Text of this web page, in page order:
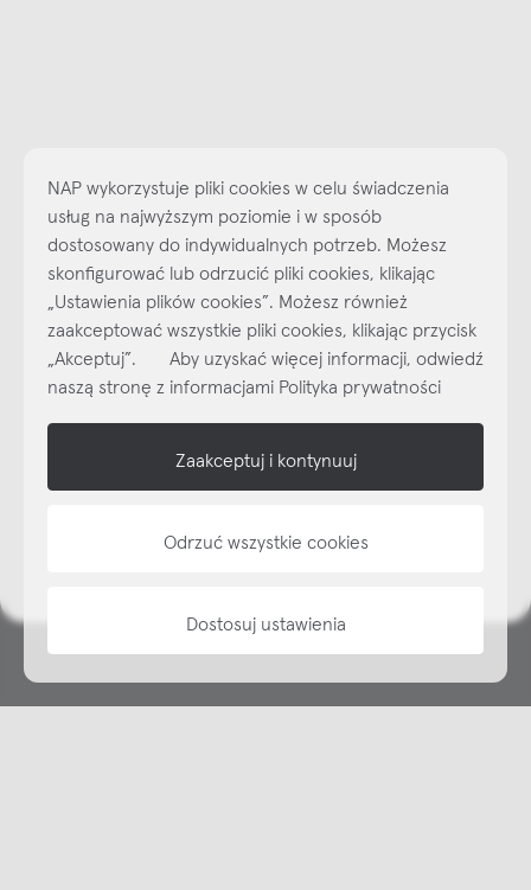
Najlepsze inspiracje i promocje na wyciągnięcie ręki, zapisz się już
dzisiaj do naszego cyklicznego newslettera!
SubskrybujNEWSLETTER
NAP
NAP wykorzystuje pliki cookies w celu świadczenia
usług na najwyższym poziomie i w sposób
dostosowany do indywidualnych potrzeb. Możesz
skonfigurować lub odrzucić pliki cookies, klikając
„Ustawienia plików cookies”. Możesz również
zaakceptować wszystkie pliki cookies, klikając przycisk
„Akceptuj”. Aby uzyskać więcej informacji, odwiedź
naszą stronę z informacjami Polityka prywatności
Zaakceptuj i kontynuuj
Odrzuć wszystkie cookies
Dostosuj ustawienia